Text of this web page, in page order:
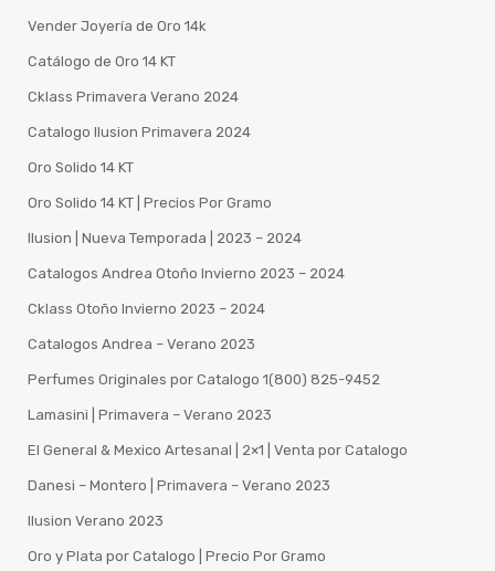
Vender Joyería de Oro 14k
Catálogo de Oro 14 KT
Cklass Primavera Verano 2024
Catalogo Ilusion Primavera 2024
Oro Solido 14 KT
Oro Solido 14 KT | Precios Por Gramo
Ilusion | Nueva Temporada | 2023 – 2024
Catalogos Andrea Otoño Invierno 2023 – 2024
Cklass Otoño Invierno 2023 – 2024
Catalogos Andrea – Verano 2023
Perfumes Originales por Catalogo 1(800) 825-9452
Lamasini | Primavera – Verano 2023
El General & Mexico Artesanal | 2×1 | Venta por Catalogo
Danesi – Montero | Primavera – Verano 2023
Ilusion Verano 2023
Oro y Plata por Catalogo | Precio Por Gramo